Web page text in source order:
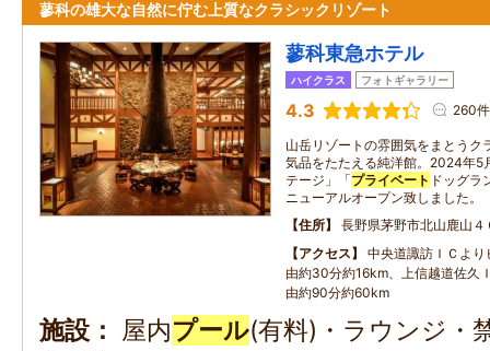
蓼科の雄大な自然に佇む上質なクラシックリゾート
蓼科東急ホテル
ハイクラス フォトギャラリー
4.3 260件
山岳リゾートの雰囲気をまとうク
気品をたたえる純洋館。2024年5
テージ」「プライベート ドッグラ
ニューアルオープン致しました。
住所
長野県茅野市北山鹿山４
アクセス
中央道諏訪ＩＣよ
由約30分約16km、上信越道佐久
由約90分約60km
施設 屋内プール(有料)・ラウンジ・